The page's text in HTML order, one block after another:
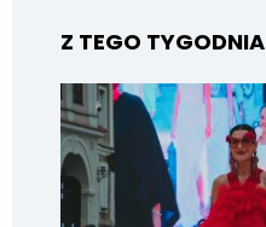
Z TEGO TYGODNIA